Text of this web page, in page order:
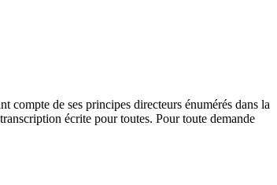
compte de ses principes directeurs énumérés dans la
écrite pour toutes. Pour toute demande